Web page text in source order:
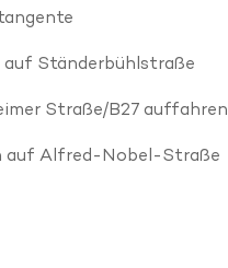
Ständerbühlstraße
Straße/B27 auffahren
auf Alfred-Nobel-Straße